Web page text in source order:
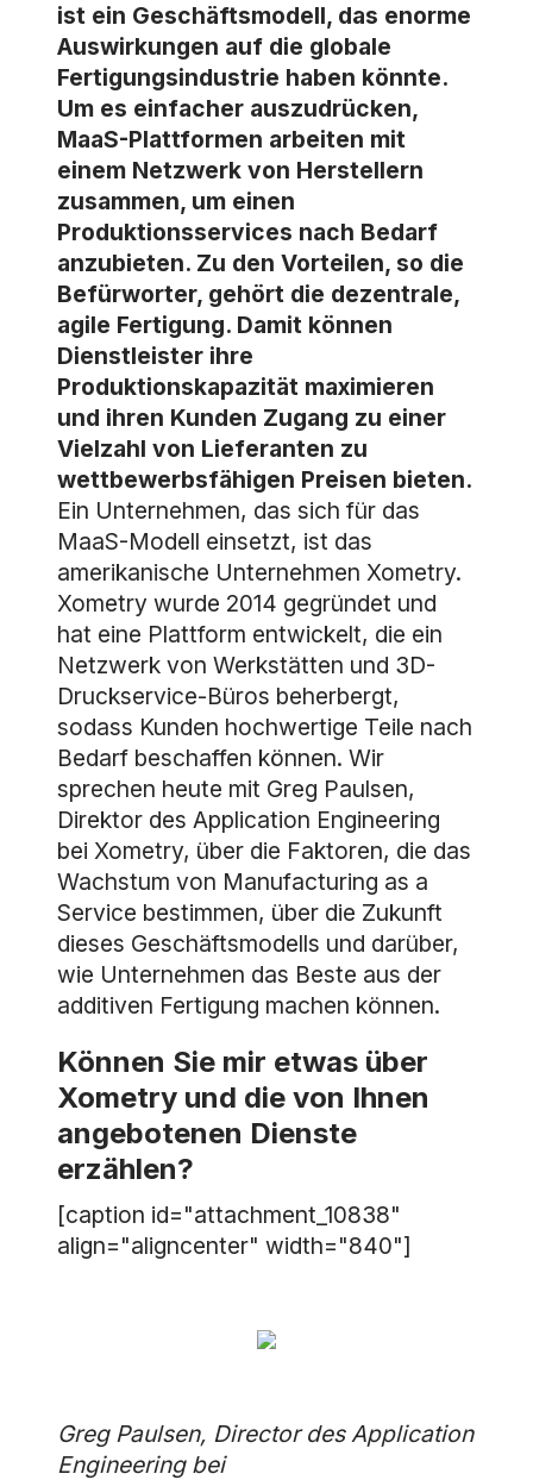
ist ein Geschäftsmodell, das enorme
Auswirkungen auf die globale
Fertigungsindustrie haben könnte.
Um es einfacher auszudrücken,
MaaS-Plattformen arbeiten mit
einem Netzwerk von Herstellern
zusammen, um einen
Produktionsservices nach Bedarf
anzubieten. Zu den Vorteilen, so die
Befürworter, gehört die dezentrale,
agile Fertigung. Damit können
Dienstleister ihre
Produktionskapazität maximieren
und ihren Kunden Zugang zu einer
Vielzahl von Lieferanten zu
wettbewerbsfähigen Preisen bieten.
Ein Unternehmen, das sich für das
MaaS-Modell einsetzt, ist das
amerikanische Unternehmen Xometry.
Xometry wurde 2014 gegründet und
hat eine Plattform entwickelt, die ein
Netzwerk von Werkstätten und 3D-
Druckservice-Büros beherbergt,
sodass Kunden hochwertige Teile nach
Bedarf beschaffen können. Wir
sprechen heute mit Greg Paulsen,
Direktor des Application Engineering
bei Xometry, über die Faktoren, die das
Wachstum von Manufacturing as a
Service bestimmen, über die Zukunft
dieses Geschäftsmodells und darüber,
wie Unternehmen das Beste aus der
additiven Fertigung machen können.
Können Sie mir etwas über
Xometry und die von Ihnen
angebotenen Dienste
erzählen?
[caption id="attachment_10838"
align="aligncenter" width="840"]
Greg Paulsen, Director des Application
Engineering bei